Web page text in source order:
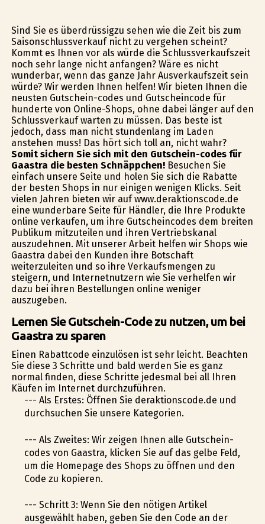
Sind Sie es überdrüssigzu sehen wie die Zeit bis zum
Saisonschlussverkauf nicht zu vergehen scheint?
Kommt es Ihnen vor als würde die Schlussverkaufszeit
noch sehr lange nicht anfangen? Wäre es nicht
wunderbar, wenn das ganze Jahr Ausverkaufszeit sein
würde? Wir werden Ihnen helfen! Wir bieten Ihnen die
neusten Gutschein-codes und Gutscheincode für
hunderte von Online-Shops, ohne dabei länger auf den
Schlussverkauf warten zu müssen. Das beste ist
jedoch, dass man nicht stundenlang im Laden
anstehen muss! Das hört sich toll an, nicht wahr?
Somit sichern Sie sich mit den Gutschein-codes für
Gaastra die besten Schnäppchen!Besuchen Sie
einfach unsere Seite und holen Sie sich die Rabatte
der besten Shops in nur einigen wenigen Klicks. Seit
vielen Jahren bieten wir auf www.deraktionscode.de
eine wunderbare Seite für Händler, die Ihre Produkte
online verkaufen, um ihre Gutscheincodes dem breiten
Publikum mitzuteilen und ihren Vertriebskanal
auszudehnen. Mit unserer Arbeit helfen wir Shops wie
Gaastra dabei den Kunden ihre Botschaft
weiterzuleiten und so ihre Verkaufsmengen zu
steigern, und Internetnutzern wie Sie verhelfen wir
dazu bei ihren Bestellungen online weniger
auszugeben.
Lernen Sie Gutschein-Code zu nutzen, um bei
Gaastra zu sparen
Einen Rabattcode einzulösen ist sehr leicht. Beachten
Sie diese 3 Schritte und bald werden Sie es ganz
normal finden, diese Schritte jedesmal bei all Ihren
Käufen im Internet durchzuführen.
--- Als Erstes: Öffnen Sie deraktionscode.de und
durchsuchen Sie unsere Kategorien.
--- Als Zweites: Wir zeigen Ihnen alle Gutschein-
codes von Gaastra, klicken Sie auf das gelbe Feld,
um die Homepage des Shops zu öffnen und den
Code zu kopieren.
--- Schritt 3: Wenn Sie den nötigen Artikel
ausgewählt haben, geben Sie den Code an der